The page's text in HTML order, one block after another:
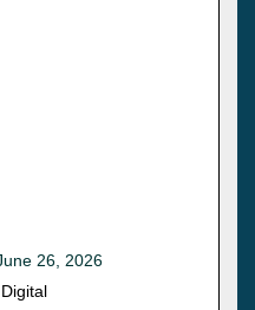
26, 2026
Digital